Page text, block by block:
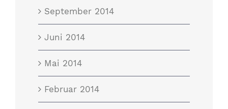
September 2014
Juni 2014
Mai 2014
Februar 2014